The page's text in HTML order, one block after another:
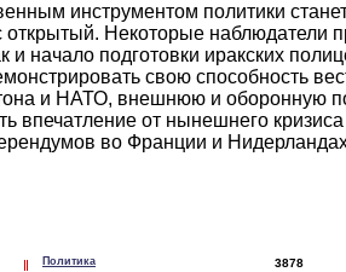
инструментом политики
Некоторые наблюдатели
и начало подготовки иракских
свою способность
и НАТО, внешнюю и оборонную
впечатление от нынешнего
во Франции и
Политика 3878